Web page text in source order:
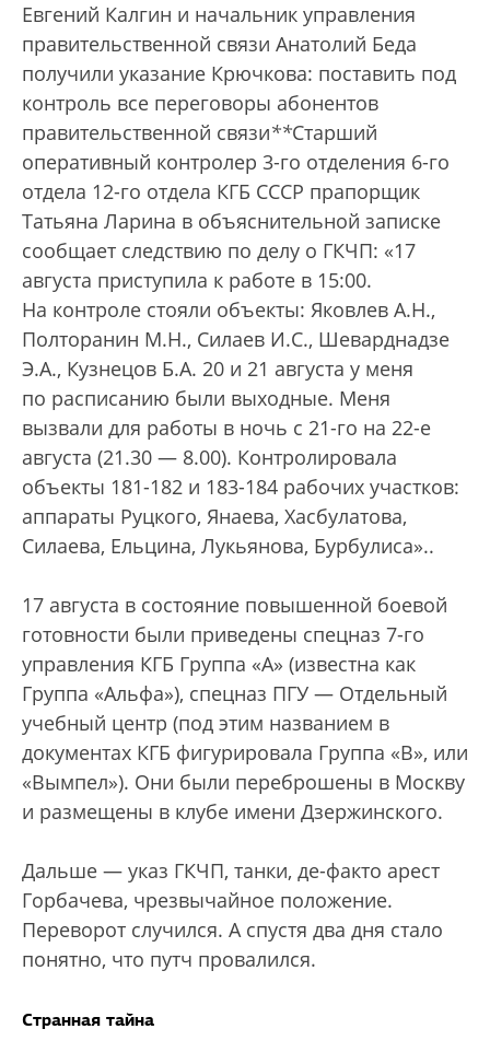
Евгений Калгин и начальник управления
правительственной связи Анатолий Беда
получили указание Крючкова: поставить под
контроль все переговоры абонентов
правительственной связи**Старший
оперативный контролер 3-го отделения 6-го
отдела 12-го отдела КГБ СССР прапорщик
Татьяна Ларина в объяснительной записке
сообщает следствию по делу о ГКЧП: «17
августа приступила к работе в 15:00.
На контроле стояли объекты: Яковлев А.Н.,
Полторанин М.Н., Силаев И.С., Шеварднадзе
Э.А., Кузнецов Б.А. 20 и 21 августа у меня
по расписанию были выходные. Меня
вызвали для работы в ночь с 21-го на 22-е
августа (21.30 — 8.00). Контролировала
объекты 181-182 и 183-184 рабочих участков:
аппараты Руцкого, Янаева, Хасбулатова,
Силаева, Ельцина, Лукьянова, Бурбулиса»..
17 августа в состояние повышенной боевой
готовности были приведены спецназ 7-го
управления КГБ Группа «А» (известна как
Группа «Альфа»), спецназ ПГУ — Отдельный
учебный центр (под этим названием в
документах КГБ фигурировала Группа «В», или
«Вымпел»). Они были переброшены в Москву
и размещены в клубе имени Дзержинского.
Дальше — указ ГКЧП, танки, де-факто арест
Горбачева, чрезвычайное положение.
Переворот случился. А спустя два дня стало
понятно, что путч провалился.
Странная тайна